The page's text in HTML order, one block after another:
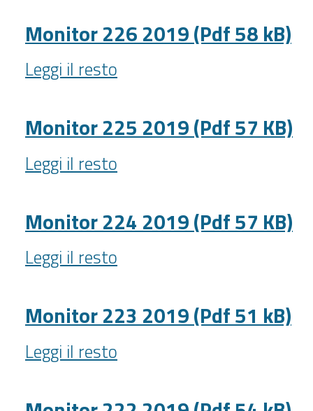
(Pdf
54
KB)
-
Monitor 226 2019 (Pdf 58 kB)
Monitor
226
(Pdf
58
kB)
-
Leggi il resto
Monitor 225 2019 (Pdf 57 KB)
Monitor
225
(Pdf
57
KB)
-
Leggi il resto
Monitor 224 2019 (Pdf 57 KB)
Monitor
224
(Pdf
57
KB)
-
Leggi il resto
Monitor 223 2019 (Pdf 51 kB)
Monitor
223
(Pdf
Leggi il resto